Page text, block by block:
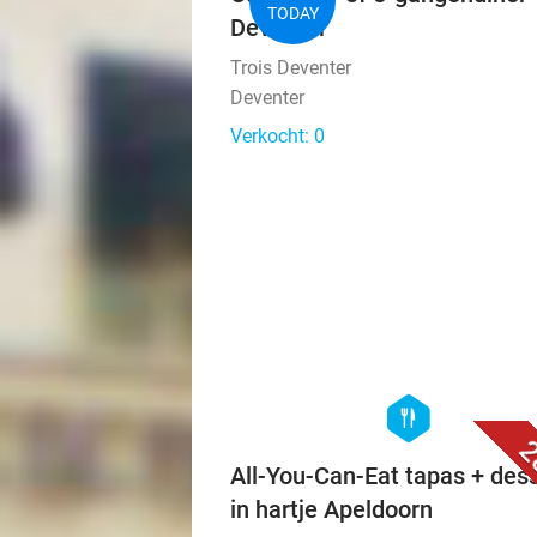
TODAY
Deventer
Trois Deventer
Deventer
Verkocht: 0
hexagon
food
All-You-Can-Eat tapas +
in hartje Apeldoorn